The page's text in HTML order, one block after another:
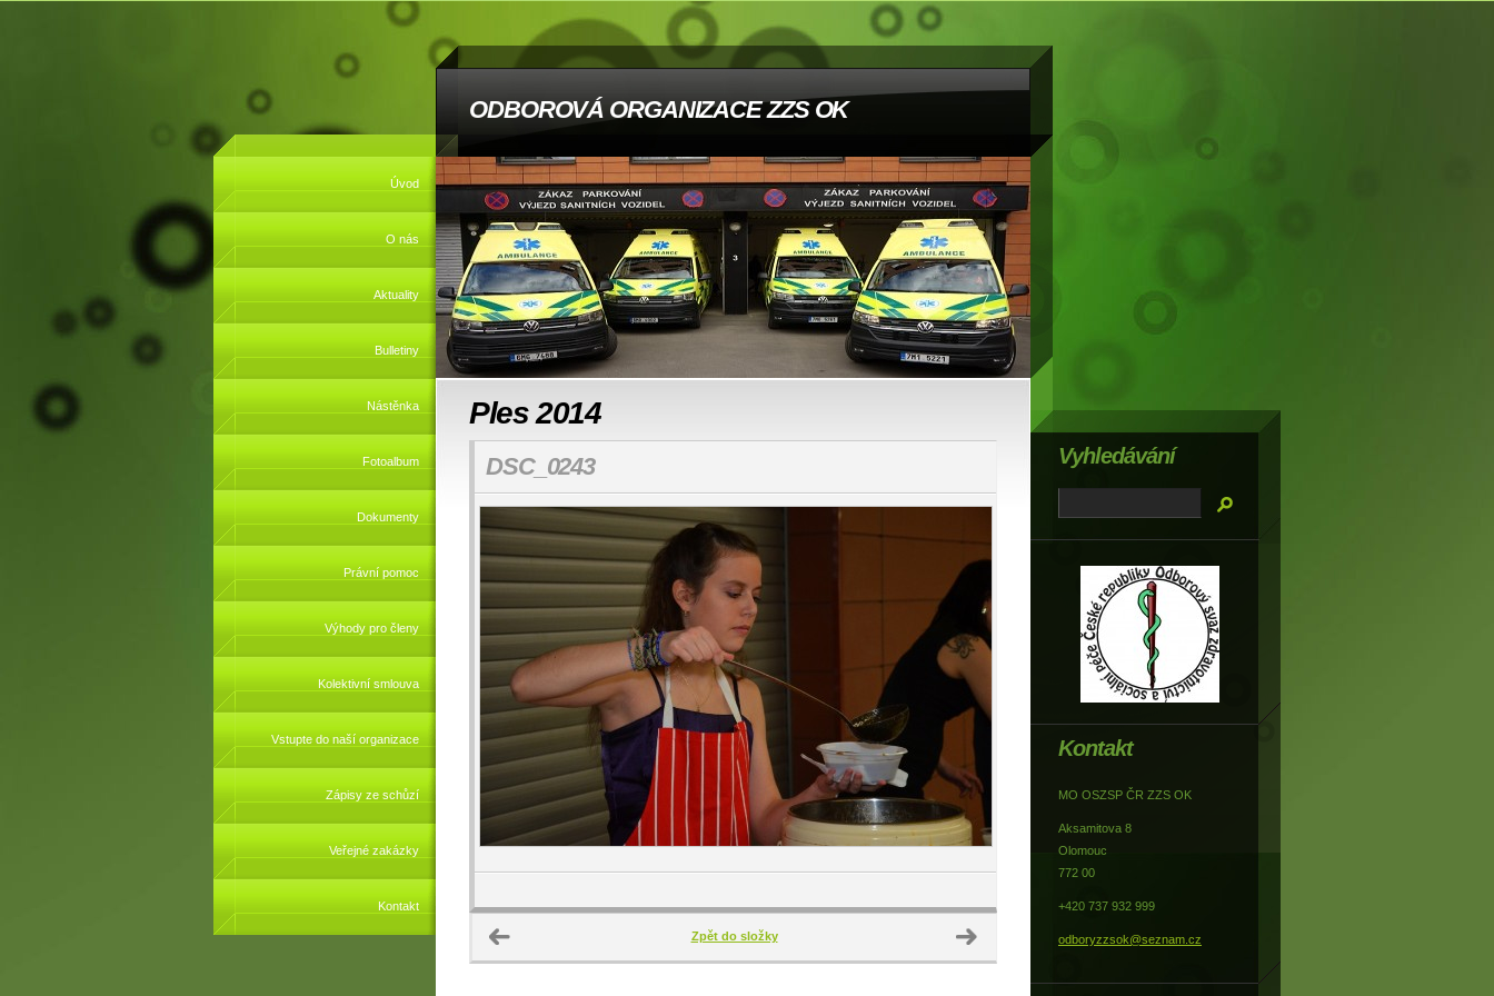
ODBOROVÁ ORGANIZACE ZZS OK
Úvod
O nás
Aktuality
Bulletiny
Nástěnka
Fotoalbum
Dokumenty
Právní pomoc
Výhody pro členy
Kolektivní smlouva
Vstupte do naší organizace
Zápisy ze schůzí
Veřejné zakázky
Kontakt
Ples 2014
DSC_0243
Zpět do složky
Kontakt
MO OSZSP ČR ZZS OK
Aksamitova 8
Olomouc
772 00
+420 737 932 999
odboryzzsok@seznam.cz
Vyhledávání